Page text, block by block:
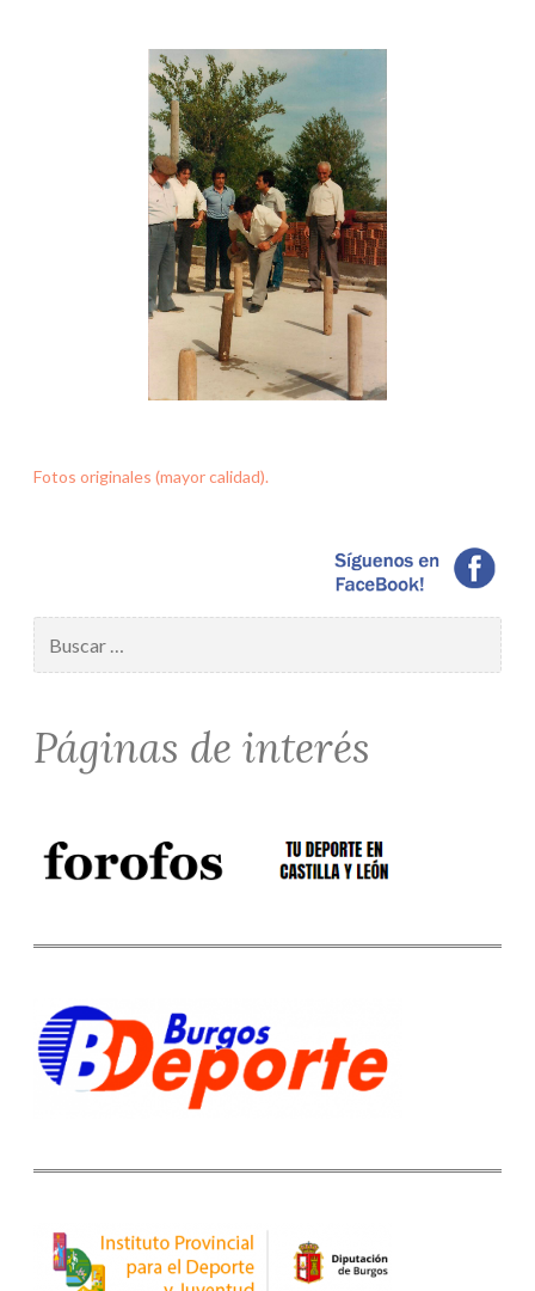
Fotos originales (mayor calidad).
Páginas de interés